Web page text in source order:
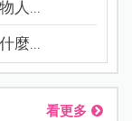
人...
麼...
看更多